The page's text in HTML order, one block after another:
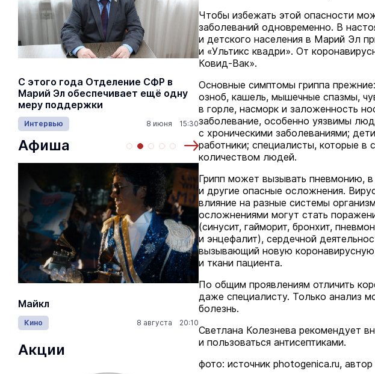
С этого года Отделение СФР в
Марий Эл обеспечивает ещё одну
меру поддержки
Интервью 8 июня 15:30
Алексей Ямаев о премьере в
Шкетана: «Для меня не бывает
лёгких спектаклей»
Культура 18
Афиша
Майкл
Кино 8 августа 20:10
Лида / Lida
Акции
Чтобы избежать этой опасности
заболеваний одновременно. В
и детского населения в Марий Эл
и «Ультикс квадри». От
Ковид-Вак».
Основные симптомы гриппа
озноб, кашель, мышечные спазмы,
в горле, насморк и заложенность
заболевание, особенно уязвимы
с хроническими заболеваниями;
работники; специалисты, которые
количеством людей.
Грипп может вызывать пневмонию,
и другие опасные осложнения.
влияние на разные системы
осложнениями могут стать
(синусит, гайморит, бронхит,
и энцефалит), сердечной
вызывающий новую
и ткани пациента.
По общим проявлениям отличить
даже специалисту. Только анализ
болезнь.
Светлана Колезнева рекомендует
и пользоваться антисептиками.
фото: источник photogenica.ru,